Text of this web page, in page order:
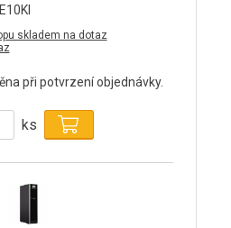
skladem na dotaz
při potvrzení objednávky.
ks